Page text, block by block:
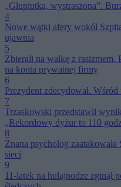
„Głupiutka, wystraszona”.
4
Nowe wątki afery wokół
ujawnia
5
Zbierali na walkę z rasizmem.
na konta prywatnej firmy
6
Prezydent zdecydował.
7
Trzaskowski przedstawił
„Rekordowy dyżur to 110
8
Znana psycholog
sieci
9
11-latek na hulajnodze zginął